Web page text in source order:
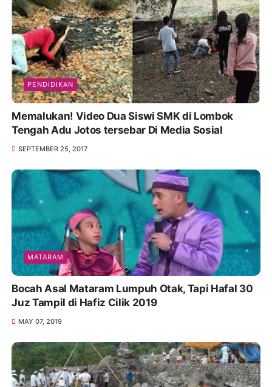
PENDIDIKAN
Memalukan! Video Dua Siswi SMK di Lombok
Tengah Adu Jotos tersebar Di Media Sosial
SEPTEMBER 25, 2017
MATARAM
Bocah Asal Mataram Lumpuh Otak, Tapi Hafal 30
Juz Tampil di Hafiz Cilik 2019
MAY 07, 2019